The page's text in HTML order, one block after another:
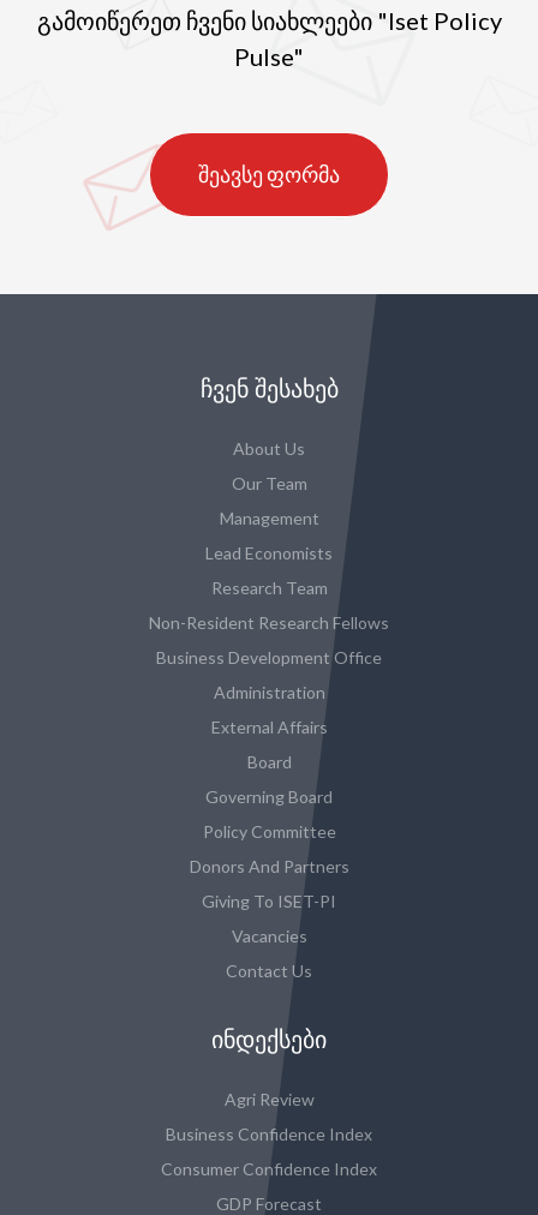
გამოიწერეთ ჩვენი სიახლეები "Iset Policy
Pulse"
შეავსე ფორმა
ᲩᲕᲔᲜ ᲨᲔᲡᲐᲮᲔᲑ
About Us
Our Team
Management
Lead Economists
Research Team
Non-Resident Research Fellows
Business Development Office
Administration
External Affairs
Board
Governing Board
Policy Committee
Donors And Partners
Giving To ISET-PI
Vacancies
Contact Us
ᲘᲜᲓᲔᲥᲡᲔᲑᲘ
Agri Review
Business Confidence Index
Consumer Confidence Index
GDP Forecast